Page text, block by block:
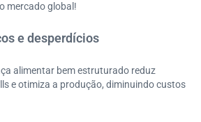
mercado global!
e desperdícios
alimentar bem estruturado reduz
e otimiza a produção, diminuindo custos